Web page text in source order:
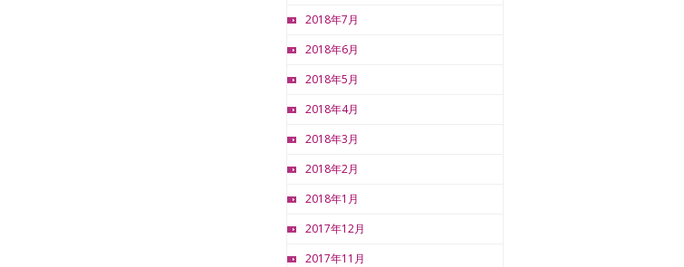
2018年7月
2018年6月
2018年5月
2018年4月
2018年3月
2018年2月
2018年1月
2017年12月
2017年11月